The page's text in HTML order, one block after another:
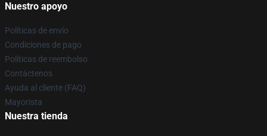
Nuestro apoyo
Políticas de envío
Condiciones de pago
Políticas de reembolso
Contáctenos
Ayuda al cliente (FAQ)
Mayorista
Nuestra tienda